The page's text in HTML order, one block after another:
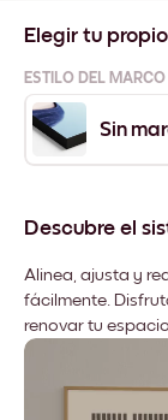
Elegir tu
ESTILO DEL MARCO
Sin
Descubre el
Alinea, ajusta y
fácilmente.
renovar tu